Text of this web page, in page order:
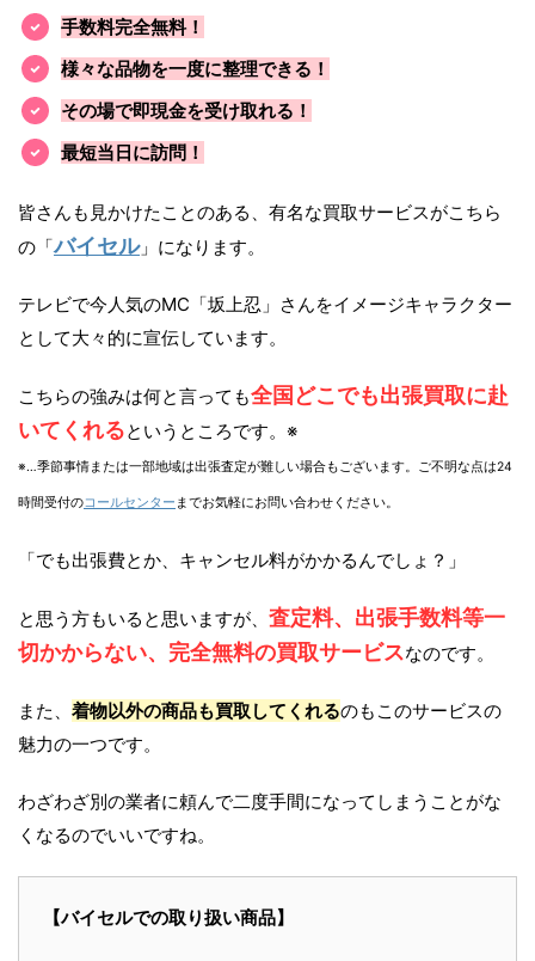
手数料完全無料！
様々な品物を一度に整理できる！
その場で即現金を受け取れる！
最短当日に訪問！
皆さんも見かけたことのある、有名な買取サービスがこちら
の「バイセル」になります。
テレビで今人気のMC「坂上忍」さんをイメージキャラクター
として大々的に宣伝しています。
こちらの強みは何と言っても全国どこでも出張買取に赴
いてくれるというところです。※
※…季節事情または一部地域は出張査定が難しい場合もございます。ご不明な点は24
時間受付のコールセンター までお気軽にお問い合わせください。
「でも出張費とか、キャンセル料がかかるんでしょ？」
と思う方もいると思いますが、 査定料、出張手数料等一
切かからない、完全無料の買取サービスなのです。
また、 着物以外の商品も買取してくれるのもこのサービスの
魅力の一つです。
わざわざ別の業者に頼んで二度手間になってしまうことがな
くなるのでいいですね。
【バイセルでの取り扱い商品】